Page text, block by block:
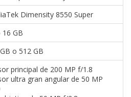
Dimensity 8550 Super
16 GB
o 512 GB
principal de 200 MP f/1.8
ultra gran angular de 50 MP